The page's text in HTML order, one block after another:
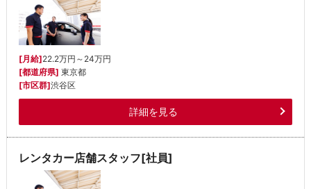
[月給]22.2万円～24万円
[都道府県] 東京都
[市区群]渋谷区
詳細を見る
レンタカー店舗スタッフ[社員]